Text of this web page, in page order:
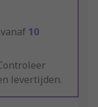
10
levertijden.